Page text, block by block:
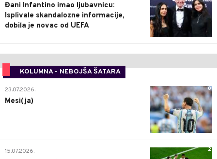
Đani Infantino imao ljubavnicu:
Isplivale skandalozne informacije,
dobila je novac od UEFA
KOLUMNA - NEBOJŠA ŠATARA
0
23.07.2026.
Mesi(ja)
2
15.07.2026.